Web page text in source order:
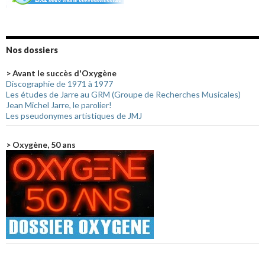
Nos dossiers
> Avant le succès d'Oxygène
Discographie de 1971 à 1977
Les études de Jarre au GRM (Groupe de Recherches Musicales)
Jean Michel Jarre, le parolier!
Les pseudonymes artistiques de JMJ
> Oxygène, 50 ans